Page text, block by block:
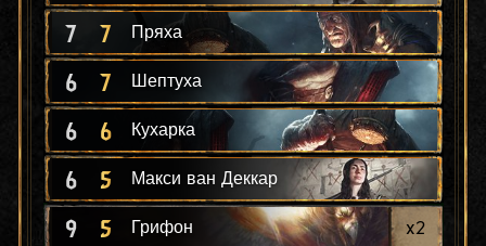
7 7 Пряха
6 7 Шептуха
6 6 Кухарка
6 5 Макси ван Деккар
9 5 Грифон x2